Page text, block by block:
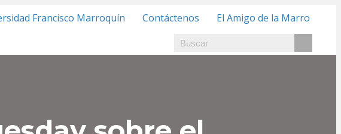
Francisco Marroquín Contáctenos El Amigo de la Marro